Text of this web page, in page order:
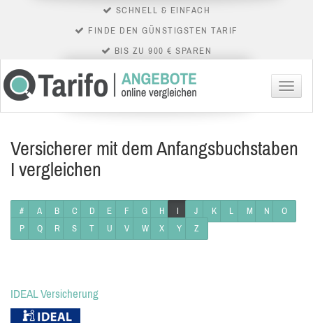
SCHNELL & EINFACH
FINDE DEN GÜNSTIGSTEN TARIF
BIS ZU 900 € SPAREN
Menü
Versicherer mit dem Anfangsbuchstaben
I vergleichen
# A B C D E F G H I J K L M N
O
P
Q R S T U V W X Y Z
IDEAL Versicherung